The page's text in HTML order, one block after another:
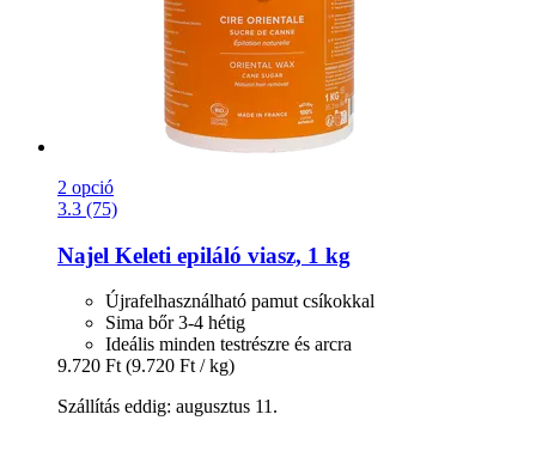
2 opció
3.3 (75)
Najel Keleti epiláló viasz, 1 kg
Újrafelhasználható pamut csíkokkal
Sima bőr 3-4 hétig
Ideális minden testrészre és arcra
9.720 Ft (9.720 Ft / kg)
Szállítás eddig: augusztus 11.